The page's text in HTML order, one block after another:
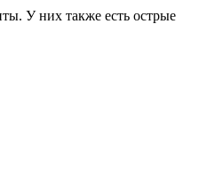
У них также есть острые